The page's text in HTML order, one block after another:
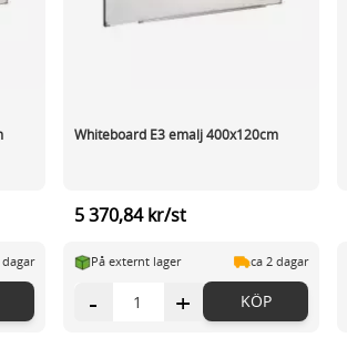
dagar
Whiteboard E3 emalj 400x120cm
5 370,84 kr/st
På externt lager ca 2 dagar
- + KÖP